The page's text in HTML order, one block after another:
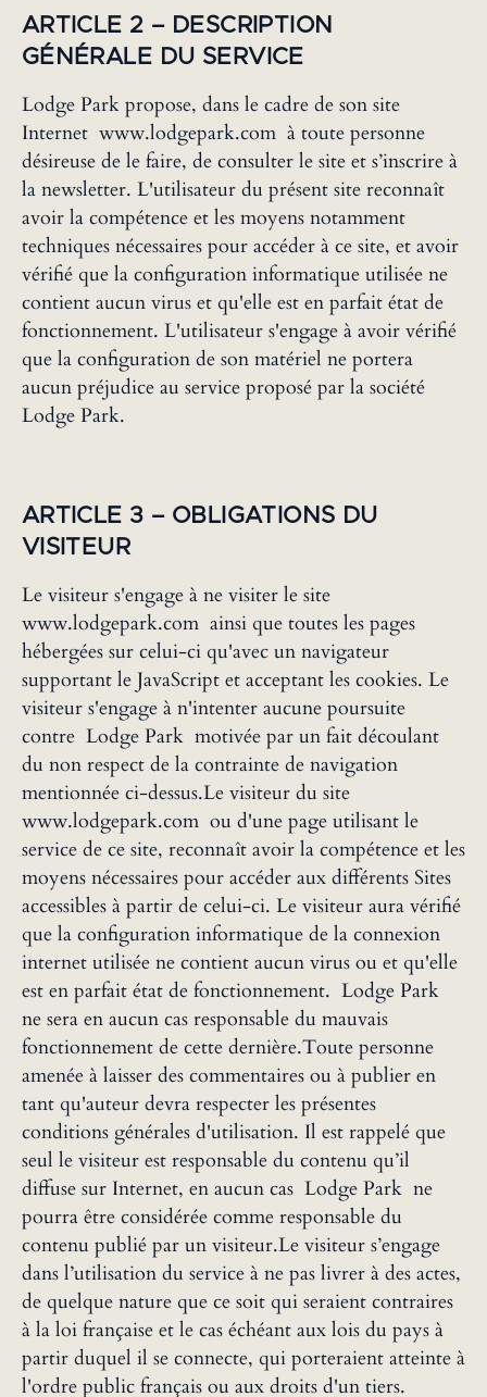
ARTICLE 2 – DESCRIPTION
GÉNÉRALE DU SERVICE
Lodge Park propose, dans le cadre de son site
Internet www.lodgepark.com à toute personne
désireuse de le faire, de consulter le site et s’inscrire à
la newsletter. L'utilisateur du présent site reconnaît
avoir la compétence et les moyens notamment
techniques nécessaires pour accéder à ce site, et avoir
vérifié que la configuration informatique utilisée ne
contient aucun virus et qu'elle est en parfait état de
fonctionnement. L'utilisateur s'engage à avoir vérifié
que la configuration de son matériel ne portera
aucun préjudice au service proposé par la société
Lodge Park.
‍ARTICLE 3 – OBLIGATIONS DU
VISITEUR
Le visiteur s'engage à ne visiter le site
www.lodgepark.com ainsi que toutes les pages
hébergées sur celui-ci qu'avec un navigateur
supportant le JavaScript et acceptant les cookies. Le
visiteur s'engage à n'intenter aucune poursuite
contre Lodge Park motivée par un fait découlant
du non respect de la contrainte de navigation
mentionnée ci-dessus.Le visiteur du site
www.lodgepark.com ou d'une page utilisant le
service de ce site, reconnaît avoir la compétence et les
moyens nécessaires pour accéder aux différents Sites
accessibles à partir de celui-ci. Le visiteur aura vérifié
que la configuration informatique de la connexion
internet utilisée ne contient aucun virus ou et qu'elle
est en parfait état de fonctionnement. Lodge Park
ne sera en aucun cas responsable du mauvais
fonctionnement de cette dernière.Toute personne
amenée à laisser des commentaires ou à publier en
tant qu'auteur devra respecter les présentes
conditions générales d'utilisation. Il est rappelé que
seul le visiteur est responsable du contenu qu’il
diffuse sur Internet, en aucun cas Lodge Park ne
pourra être considérée comme responsable du
contenu publié par un visiteur.Le visiteur s’engage
dans l’utilisation du service à ne pas livrer à des actes,
de quelque nature que ce soit qui seraient contraires
à la loi française et le cas échéant aux lois du pays à
partir duquel il se connecte, qui porteraient atteinte à
l'ordre public français ou aux droits d'un tiers.